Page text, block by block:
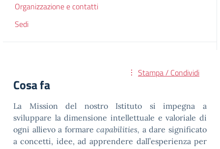
Organizzazione e contatti
Sedi
Stampa / Condividi
Cosa fa
La Mission del nostro Istituto si impegna a
sviluppare la dimensione intellettuale e valoriale di
ogni allievo a formarecapabilities, a dare significato
a concetti, idee, ad apprendere dall’esperienza per